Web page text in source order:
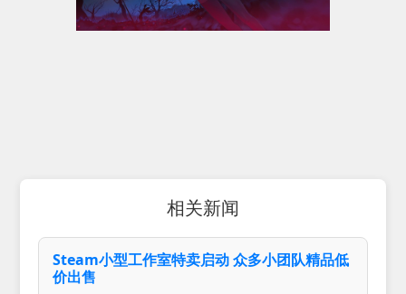
相关新闻
Steam小型工作室特卖启动 众多小团队精品低
价出售